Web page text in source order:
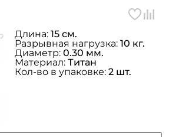
Длина: 15 см.
Разрывная нагрузка: 10 кг.
Диаметр: 0.30 мм.
Материал: Титан
Кол-во в упаковке: 2 шт.